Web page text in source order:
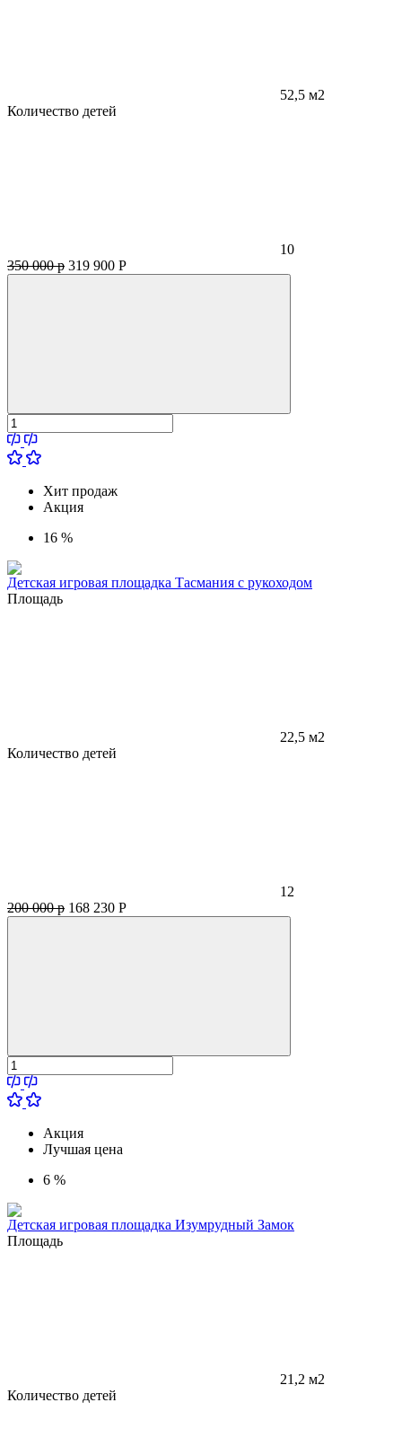
52,5 м2
Количество детей
10
350 000 р 319 900 Р
Хит продаж
Акция
16 %
Детская игровая площадка Тасмания с рукоходом
Площадь
22,5 м2
Количество детей
12
200 000 р 168 230 Р
Акция
Лучшая цена
6 %
Детская игровая площадка Изумрудный Замок
Площадь
21,2 м2
Количество детей